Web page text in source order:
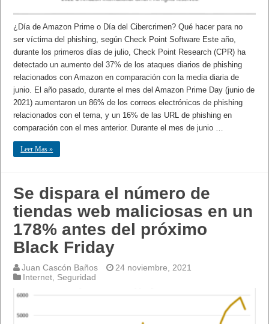
¿Día de Amazon Prime o Día del Cibercrimen? Qué hacer para no
ser víctima del phishing, según Check Point Software Este año,
durante los primeros días de julio, Check Point Research (CPR) ha
detectado un aumento del 37% de los ataques diarios de phishing
relacionados con Amazon en comparación con la media diaria de
junio. El año pasado, durante el mes del Amazon Prime Day (junio de
2021) aumentaron un 86% de los correos electrónicos de phishing
relacionados con el tema, y un 16% de las URL de phishing en
comparación con el mes anterior. Durante el mes de junio …
Leer Mas »
Se dispara el número de
tiendas web maliciosas en un
178% antes del próximo
Black Friday
Juan Cascón Baños
24 noviembre, 2021
Internet Seguridad